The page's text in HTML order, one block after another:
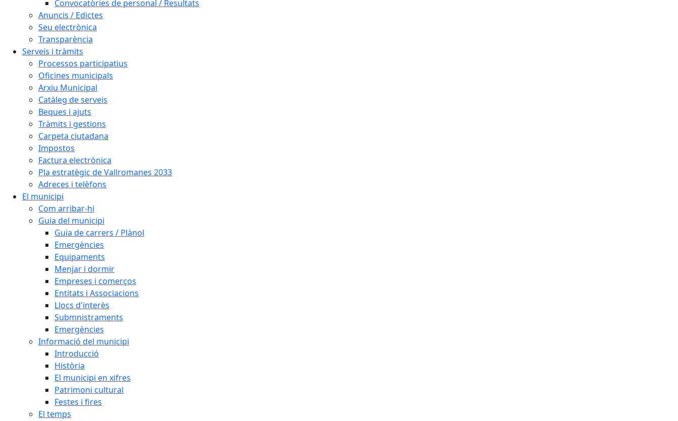
Convocatòries de personal / Resultats
Anuncis / Edictes
Seu electrònica
Transparència
Serveis i tràmits
Processos participatius
Oficines municipals
Arxiu Municipal
Catàleg de serveis
Beques i ajuts
Tràmits i gestions
Carpeta ciutadana
Impostos
Factura electrònica
Pla estratègic de Vallromanes 2033
Adreces i telèfons
El municipi
Com arribar-hi
Guia del municipi
Guia de carrers / Plànol
Emergències
Equipaments
Menjar i dormir
Empreses i comerços
Entitats i Associacions
Llocs d'interès
Submnistraments
Emergències
Informació del municipi
Introducció
Història
El municipi en xifres
Patrimoni cultural
Festes i fires
El temps